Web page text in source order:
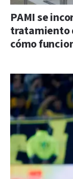
PAMI se
tratamiento
cómo